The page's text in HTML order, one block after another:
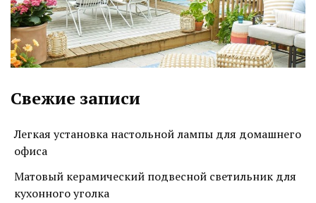
Свежие записи
Легкая установка настольной лампы для домашнего
офиса
Матовый керамический подвесной светильник для
кухонного уголка